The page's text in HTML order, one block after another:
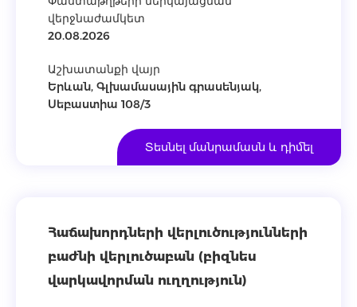
վերջնաժամկետ
20.08.2026
Աշխատանքի վայր
Երևան, Գլխամասային գրասենյակ,
Սեբաստիա 108/3
Տեսնել մանրամասն և դիմել
Հաճախորդների վերլուծությունների
բաժնի վերլուծաբան (բիզնես
վարկավորման ուղղություն)